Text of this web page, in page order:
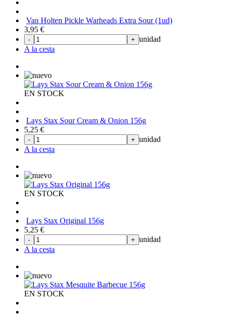
Van Holten Pickle Warheads Extra Sour (1ud)
3,95 €
- + unidad
A la cesta
EN STOCK
Lays Stax Sour Cream & Onion 156g
5,25 €
- + unidad
A la cesta
EN STOCK
Lays Stax Original 156g
5,25 €
- + unidad
A la cesta
EN STOCK